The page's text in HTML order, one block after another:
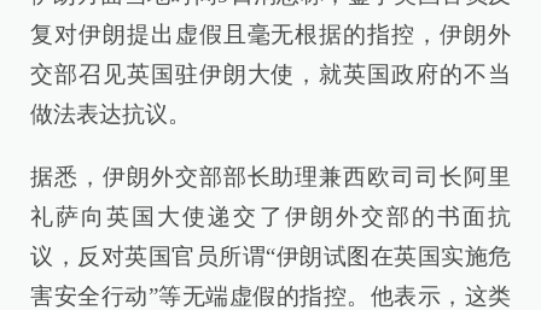
复对伊朗提出虚假且毫无根据的指控，伊朗外
交部召见英国驻伊朗大使，就英国政府的不当
做法表达抗议。
据悉，伊朗外交部部长助理兼西欧司司长阿里
礼萨向英国大使递交了伊朗外交部的书面抗
议，反对英国官员所谓“伊朗试图在英国实施危
害安全行动”等无端虚假的指控。他表示，这类